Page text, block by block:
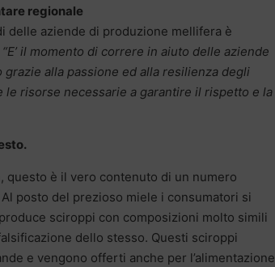
regionale
delle aziende di produzione mellifera è
“E’ il momento di correre in aiuto delle aziende
alla passione ed alla resilienza degli
risorse necessarie a garantire il rispetto e la
, questo è il vero contenuto di un numero
Al posto del prezioso miele i consumatori si
sciroppi con composizioni molto simili
dello stesso. Questi sciroppi
e vengono offerti anche per l’alimentazione